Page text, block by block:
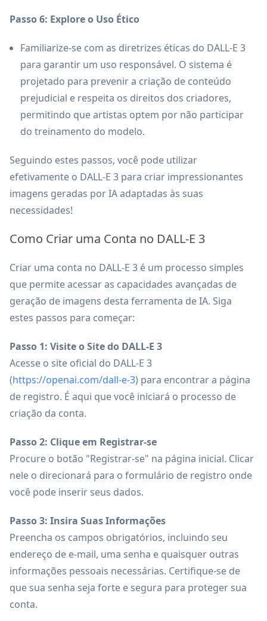
Passo 6: Explore o Uso Ético
Familiarize-se com as diretrizes éticas do DALL-E 3
para garantir um uso responsável. O sistema é
projetado para prevenir a criação de conteúdo
prejudicial e respeita os direitos dos criadores,
permitindo que artistas optem por não participar
do treinamento do modelo.
Seguindo estes passos, você pode utilizar
efetivamente o DALL-E 3 para criar impressionantes
imagens geradas por IA adaptadas às suas
necessidades!
Como Criar uma Conta no DALL-E 3
Criar uma conta no DALL-E 3 é um processo simples
que permite acessar as capacidades avançadas de
geração de imagens desta ferramenta de IA. Siga
estes passos para começar:
Passo 1: Visite o Site do DALL-E 3
Acesse o site oficial do DALL-E 3
(https://openai.com/dall-e-3) para encontrar a página
de registro. É aqui que você iniciará o processo de
criação da conta.
Passo 2: Clique em Registrar-se
Procure o botão "Registrar-se" na página inicial. Clicar
nele o direcionará para o formulário de registro onde
você pode inserir seus dados.
Passo 3: Insira Suas Informações
Preencha os campos obrigatórios, incluindo seu
endereço de e-mail, uma senha e quaisquer outras
informações pessoais necessárias. Certifique-se de
que sua senha seja forte e segura para proteger sua
conta.